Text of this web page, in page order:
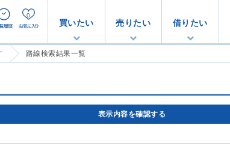
買いたい 売りたい 借りたい
0
路線検索結果一覧
表示内容を確認する